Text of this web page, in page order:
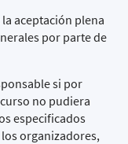
aceptación plena
por parte de
si por
no pudiera
especificados
organizadores,